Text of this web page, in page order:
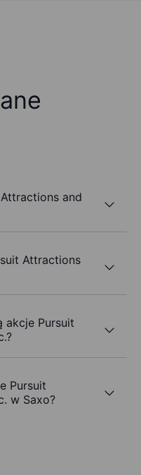
and
Attractions
akcje Pursuit
Pursuit
w Saxo?